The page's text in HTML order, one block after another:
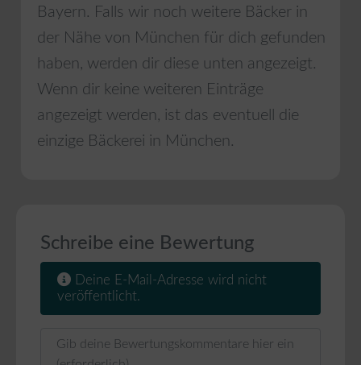
Bayern . Falls wir noch weitere Bäcker in
der Nähe von München für dich gefunden
haben, werden dir diese unten angezeigt.
Wenn dir keine weiteren Einträge
angezeigt werden, ist das eventuell die
einzige Bäckerei in München .
Schreibe eine Bewertung
Deine E-Mail-Adresse wird nicht
veröffentlicht.